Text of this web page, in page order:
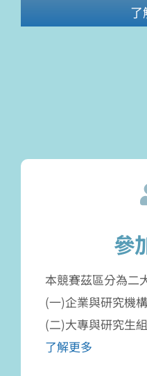
了
參
本競賽茲區分為二
(一)企業與研究機
(二)大專與研究生組
了解更多